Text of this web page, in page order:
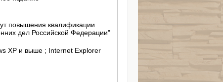
повышения квалификации
дел Российской Федерации"
XP и выше ; Internet Explorer